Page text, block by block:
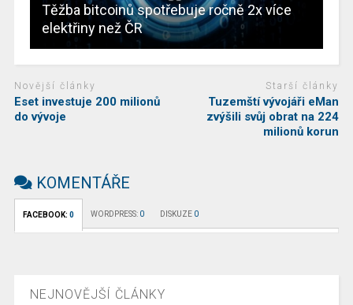
Těžba bitcoinů spotřebuje ročně 2x více
elektřiny než ČR
Novější články
Eset investuje 200 milionů
do vývoje
Starší články
Tuzemští vývojáři eMan
zvýšili svůj obrat na 224
milionů korun
KOMENTÁŘE
FACEBOOK: 0 WORDPRESS: 0 DISKUZE 0
NEJNOVĚJŠÍ ČLÁNKY